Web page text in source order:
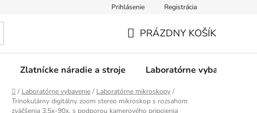
Prihlásenie Registrácia
KOŠÍK
PRÁZDNY KOŠÍK
Zlatnícke náradie a stroje Laboratórne vybavenie
Domov
/ Laboratórne vybavenie / Laboratórne mikroskopy /
Trinokulárny digitálny zoom stereo mikroskop s rozsahom
zväčšenia 3,5x-90x, s podporou kamerového pripojenia